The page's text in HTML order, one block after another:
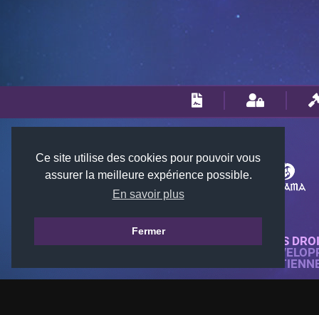
Ce site utilise des cookies pour pouvoir vous
assurer la meilleure expérience possible.
En savoir plus
Fermer
© 2018-2026 KTARENA. TOUS
SITE WEB ENTIÈREMENT
TOUTES LES IMAGES